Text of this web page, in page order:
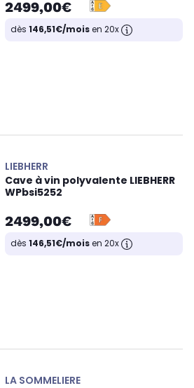
2499,00€
dès 146,51€/moisen 20x
LIEBHERR
Cave à vin polyvalente LIEBHERR
WPbsi5252
2499,00€
dès 146,51€/moisen 20x
LA SOMMELIERE